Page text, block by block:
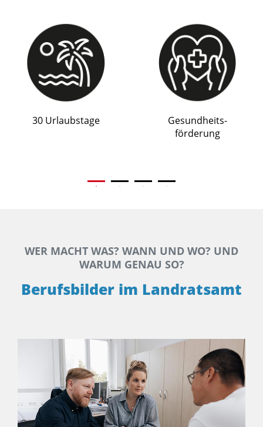
30 Urlaubs­tage
Gesund­heits-
förderung
WER MACHT WAS? WANN UND WO? UND
WARUM GENAU SO?
Berufsbilder im Landratsamt